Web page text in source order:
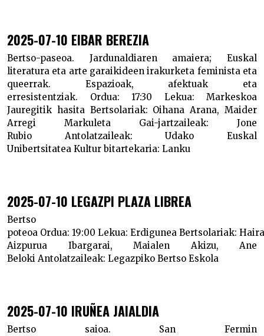
2025-07-10 EIBAR BEREZIA
Bertso-paseoa. Jardunaldiaren amaiera; Euskal
literatura eta arte garaikideen irakurketa feminista eta
queerrak. Espazioak, afektuak eta
erresistentziak.
Ordua: 17:30 Lekua: Markeskoa
Jauregitik hasita Bertsolariak: Oihana Arana, Maider
Arregi Markuleta Gai-jartzaileak: Jone
Rubio Antolatzaileak: Udako Euskal
Unibertsitatea Kultur bitartekaria: Lanku
2025-07-10 LEGAZPI PLAZA LIBREA
Bertso
poteoa Ordua: 19:00 Lekua: Erdigunea Bertsolariak: Haira
Aizpurua Ibargarai, Maialen Akizu, Ane
Beloki Antolatzaileak: Legazpiko Bertso Eskola
2025-07-10 IRUÑEA JAIALDIA
Bertso saioa. San Fermin